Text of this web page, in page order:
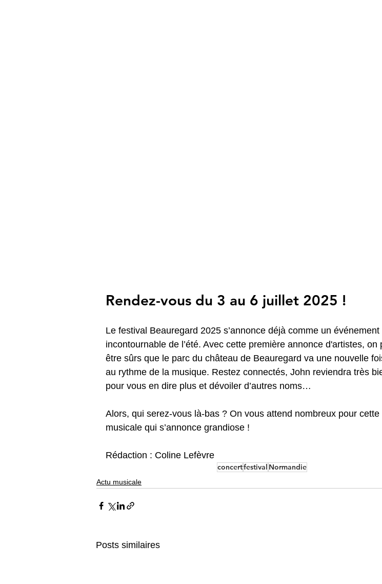
Rendez-vous du 3 au 6 juillet 2025 !
Le festival Beauregard 2025 s’annonce déjà comme un événement
incontournable de l’été. Avec cette première annonce d'artistes, on
être sûrs que le parc du château de Beauregard va une nouvelle
au rythme de la musique. Restez connectés, John reviendra très
pour vous en dire plus et dévoiler d’autres noms…
Alors, qui serez-vous là-bas ? On vous attend nombreux pour cette
musicale qui s’annonce grandiose !
Rédaction : Coline Lefèvre
concertfestival Normandie
Actu musicale
Posts similaires